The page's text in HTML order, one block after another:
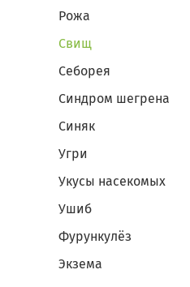
Рожа
Свищ
Себорея
Синдром шегрена
Синяк
Угри
Укусы насекомых
Ушиб
Фурункулёз
Экзема